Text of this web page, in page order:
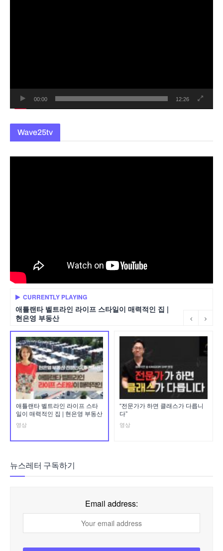
00:00 12:26
Wave25tv
CURRENTLY PLAYING
애틀랜타 벨트라인 라이프 스타일이 매력적인 집 |
현은영 부동산
애틀랜타 벨트라인 라이프 스타
일이 매력적인 집 | 현은영 부동산
영상
“전문가가 하면 클래스가 다릅니
다”
영상
뉴스레터 구독하기
Email address: